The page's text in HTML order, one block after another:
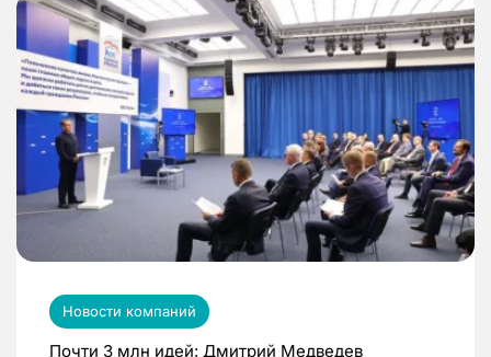
Новости компаний
Почти 3 млн идей: Дмитрий Медведев